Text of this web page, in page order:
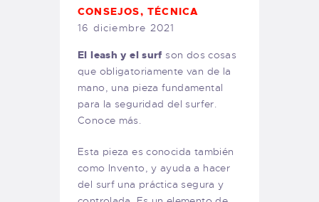
CONSEJOS,TÉCNICA
16 diciembre 2021
El leash y el surf son dos cosas
que obligatoriamente van de la
mano, una pieza fundamental
para la seguridad del surfer.
Conoce más.
Esta pieza es conocida también
como Invento, y ayuda a hacer
del surf una práctica segura y